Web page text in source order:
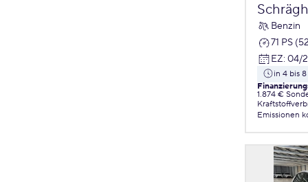
Benzin
71 PS
EZ: 04/
in 4 bis
1.874 €
Emissionen